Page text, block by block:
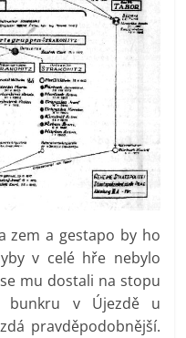
zem a gestapo by ho
v celé hře nebylo
mu dostali na stopu
bunkru v Újezdě u
pravděpodobnější.